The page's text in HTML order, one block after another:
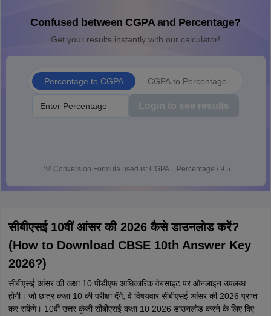
Confused between CGPA and Percentage?
Get your results instantly with our calculator!
Percentage to CGPA CGPA to Percentage
Login to see results
💡 Conversion Formula used is: CGPA = Percentage / 9.5
सीबीएसई 10वीं आंसर की 2026 कैसे डाउनलोड करें?
(How to Download CBSE 10th Answer Key
2026?)
सीबीएसई आंसर की कक्षा 10 पीडीएफ आधिकारिक वेबसाइट पर ऑनलाइन उपलब्ध
होगी। जो छात्र कक्षा 10 की परीक्षा देंगे, वे विषयवार सीबीएसई आंसर की 2026 प्राप्त
कर सकेंगे। 10वीं उत्तर कुंजी सीबीएसई कक्षा 10 2026 डाउनलोड करने के लिए दिए